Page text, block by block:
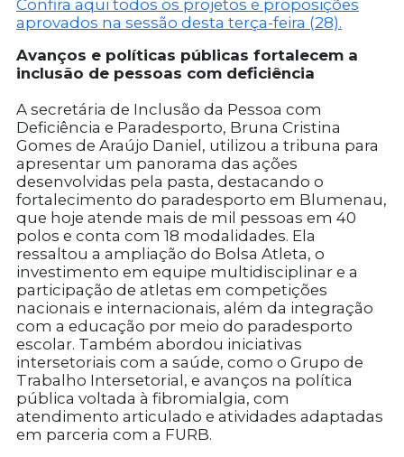
Confira aqui todos os projetos e proposições
aprovados na sessão desta terça-feira (28).
Avanços e políticas públicas fortalecem a
inclusão de pessoas com deficiência
A secretária de Inclusão da Pessoa com
Deficiência e Paradesporto, Bruna Cristina
Gomes de Araújo Daniel, utilizou a tribuna para
apresentar um panorama das ações
desenvolvidas pela pasta, destacando o
fortalecimento do paradesporto em Blumenau,
que hoje atende mais de mil pessoas em 40
polos e conta com 18 modalidades. Ela
ressaltou a ampliação do Bolsa Atleta, o
investimento em equipe multidisciplinar e a
participação de atletas em competições
nacionais e internacionais, além da integração
com a educação por meio do paradesporto
escolar. Também abordou iniciativas
intersetoriais com a saúde, como o Grupo de
Trabalho Intersetorial, e avanços na política
pública voltada à fibromialgia, com
atendimento articulado e atividades adaptadas
em parceria com a FURB.